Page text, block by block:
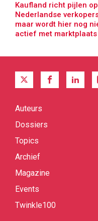
Kaufland richt pijlen op
Nederlandse
maar wordt hier nog
actief met marktplaats
Quick
Auteurs
Dossiers
Topics
Archief
Magazine
Events
Twinkle100